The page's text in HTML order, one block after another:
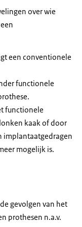
over wie
een conventionele
functionele
functionele
kaak of door
implantaatgedragen
mogelijk is.
gevolgen van het
prothesen n.a.v.